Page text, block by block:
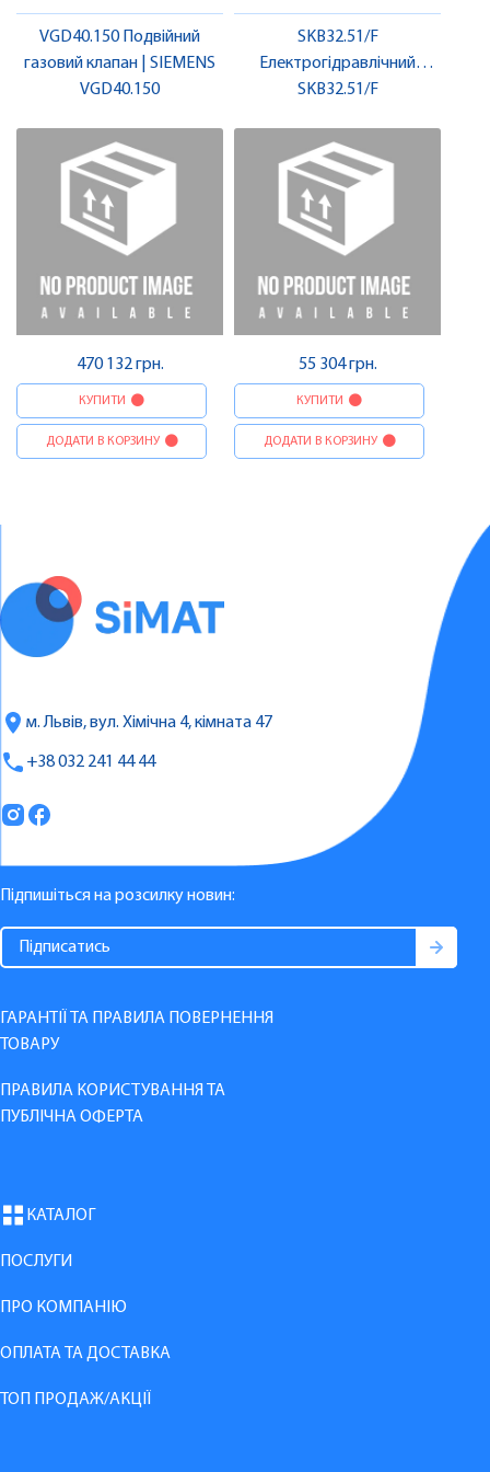
VGD40.150 Подвійний
газовий клапан | SIEMENS
VGD40.150
470 132 грн.
КУПИТИ
ДОДАТИ В КОРЗИНУ
SKB32.51/F
Електрогідравлічний
привод, 2800 N, AC 230 V, 3-
SIEMENS
SKB32.51/F
55 304 грн.
КУПИТИ
ДОДАТИ В КОРЗИНУ
м. Львів, вул. Хімічна 4, кімната 47
+38 032 241 44 44
Підпишіться на розсилку новин:
ГАРАНТІЇ ТА ПРАВИЛА ПОВЕРНЕННЯ
ТОВАРУ
ПРАВИЛА КОРИСТУВАННЯ ТА
ПУБЛІЧНА ОФЕРТА
КАТАЛОГ
ПОСЛУГИ
ПРО КОМПАНІЮ
ОПЛАТА ТА ДОСТАВКА
ТОП ПРОДАЖ/АКЦІЇ